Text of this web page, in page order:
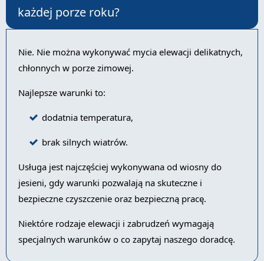
każdej porze roku?
Nie. Nie można wykonywać mycia elewacji delikatnych,
chłonnych w porze zimowej.
Najlepsze warunki to:
dodatnia temperatura,
brak silnych wiatrów.
Usługa jest najczęściej wykonywana od wiosny do
jesieni, gdy warunki pozwalają na skuteczne i
bezpieczne czyszczenie oraz bezpieczną pracę.
Niektóre rodzaje elewacji i zabrudzeń wymagają
specjalnych warunków o co zapytaj naszego doradcę.